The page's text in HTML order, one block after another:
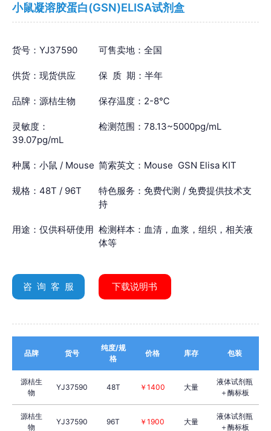
小鼠凝溶胶蛋白(GSN)ELISA试剂盒
货号：YJ37590 可售卖地：全国
供货：现货供应 保 质 期：半年
品牌：源桔生物 保存温度：2-8℃
灵敏度：
39.07pg/mL
检测范围：78.13~5000pg/mL
种属：小鼠 / Mouse 简索英文：Mouse GSN Elisa KIT
规格：48T / 96T
特色服务：免费代测 / 免费提供技术支
持
用途：仅供科研使用 检测样本：血清，血浆，组织，相关液
体等
咨 询 客 服 下载说明书
品牌 货号
纯度/规
格
价格 库存 包装
源桔生
物
YJ37590 48T ￥1400 大量
液体试剂瓶
＋酶标板
源桔生
物
YJ37590 96T ￥1900 大量
液体试剂瓶
＋酶标板